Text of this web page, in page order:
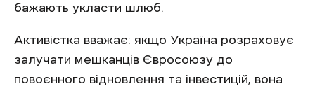
бажають укласти шлюб.
Активістка вважає: якщо Україна розраховує
залучати мешканців Євросоюзу до
повоєнного відновлення та інвестицій, вона